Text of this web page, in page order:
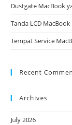
Dustgate MacBook
Tanda LCD
Tempat Service
Recent
Archives
July 2026